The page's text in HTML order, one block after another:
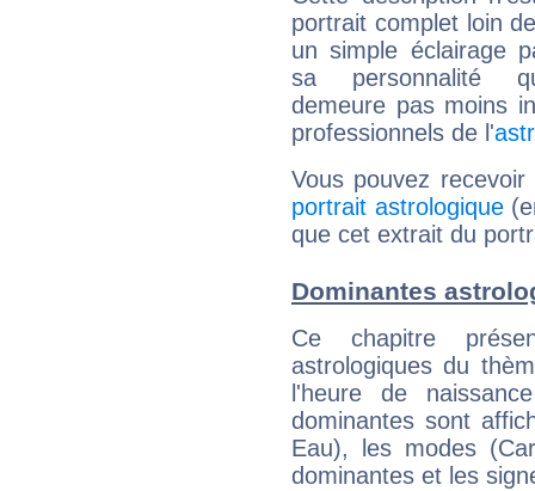
portrait complet loin
un simple éclairage
sa personnalité
demeure pas moins
professionnels de l'
Vous pouvez
portrait astrologique
que cet extrait du
Dominantes
Ce chapitre
astrologiques du
l'heure de
dominantes sont
Eau), les modes
dominantes et les